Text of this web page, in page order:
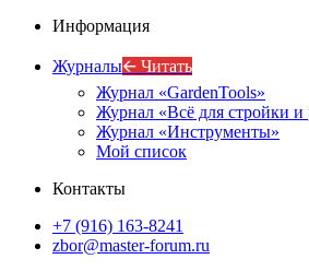
Информация
Журналы🡨 Читать
Журнал «GardenTools»
Журнал «Всё для стройки и
Журнал «Инструменты»
Мой список
Контакты
+7 (916) 163-8241
zbor@master-forum.ru